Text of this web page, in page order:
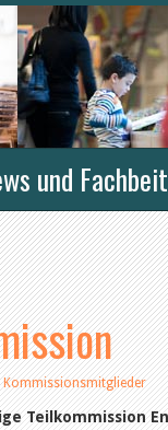
und
Kommissionsmitglieder
Teilkommission